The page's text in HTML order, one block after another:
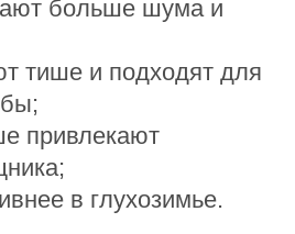
больше шума и
тише и подходят для
привлекают
в глухозимье.